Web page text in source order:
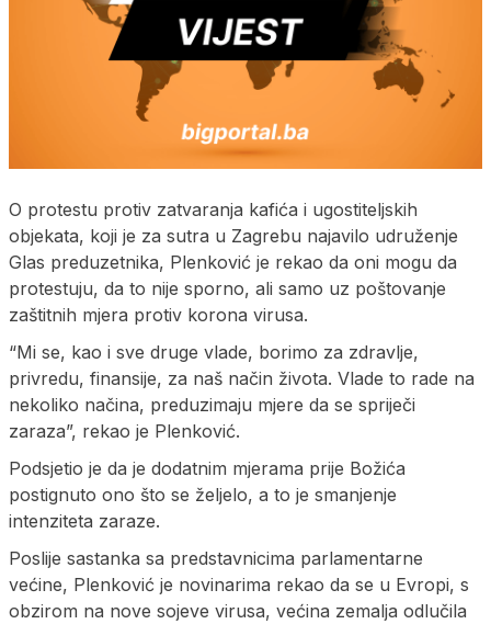
O protestu protiv zatvaranja kafića i ugostiteljskih
objekata, koji je za sutra u Zagrebu najavilo udruženje
Glas preduzetnika, Plenković je rekao da oni mogu da
protestuju, da to nije sporno, ali samo uz poštovanje
zaštitnih mjera protiv korona virusa.
“Mi se, kao i sve druge vlade, borimo za zdravlje,
privredu, finansije, za naš način života. Vlade to rade na
nekoliko načina, preduzimaju mjere da se spriječi
zaraza”, rekao je Plenković.
Podsjetio je da je dodatnim mjerama prije Božića
postignuto ono što se željelo, a to je smanjenje
intenziteta zaraze.
Poslije sastanka sa predstavnicima parlamentarne
većine, Plenković je novinarima rekao da se u Evropi, s
obzirom na nove sojeve virusa, većina zemalja odlučila